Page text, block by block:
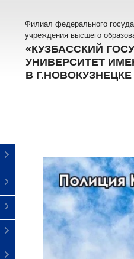
Филиал федерального
учреждения высшего
«КУЗБАССКИЙ
УНИВЕРСИТЕТ
В Г.НОВОКУЗНЕЦКЕ